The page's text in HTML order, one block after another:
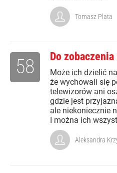
Tomasz Plata
Do
Może ich dzielić
że wychowali się
telewizorów ani
gdzie jest
ale niekoniecznie
I można ich
58
Aleksandra